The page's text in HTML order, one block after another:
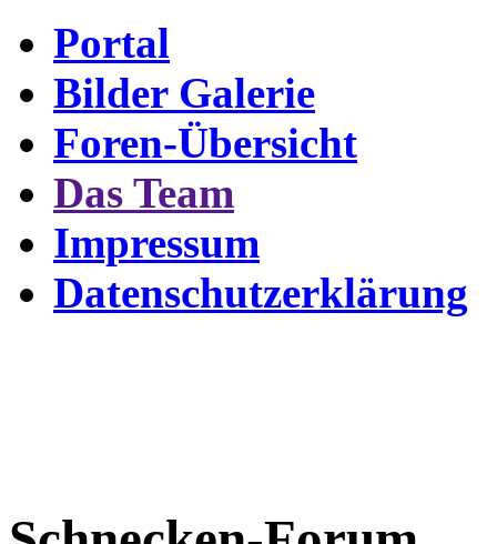
Portal
Bilder Galerie
Foren-Übersicht
Das Team
Impressum
Datenschutzerklärung